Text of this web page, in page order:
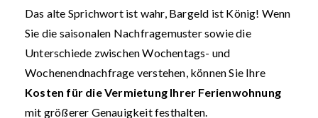
Das alte Sprichwort ist wahr, Bargeld ist König! Wenn
Sie die saisonalen Nachfragemuster sowie die
Unterschiede zwischen Wochentags- und
Wochenendnachfrage verstehen, können Sie Ihre
Kosten für die Vermietung Ihrer Ferienwohnung
mit größerer Genauigkeit festhalten.